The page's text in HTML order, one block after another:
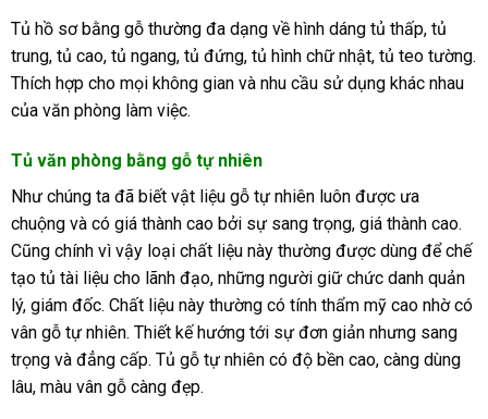
Tủ hồ sơ bằng gỗ thường đa dạng về hình dáng tủ thấp, tủ
trung, tủ cao, tủ ngang, tủ đứng, tủ hình chữ nhật, tủ teo tường.
Thích hợp cho mọi không gian và nhu cầu sử dụng khác nhau
của văn phòng làm việc.
Tủ văn phòng bằng gỗ tự nhiên
Như chúng ta đã biết vật liệu gỗ tự nhiên luôn được ưa
chuộng và có giá thành cao bởi sự sang trọng, giá thành cao.
Cũng chính vì vậy loại chất liệu này thường được dùng để chế
tạo tủ tài liệu cho lãnh đạo, những người giữ chức danh quản
lý, giám đốc. Chất liệu này thường có tính thẩm mỹ cao nhờ có
vân gỗ tự nhiên. Thiết kế hướng tới sự đơn giản nhưng sang
trọng và đẳng cấp. Tủ gỗ tự nhiên có độ bền cao, càng dùng
lâu, màu vân gỗ càng đẹp.